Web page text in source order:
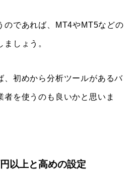
のであれば、MT4やMT5などの
しょう。
、初めから分析ツールがあるバ
者を使うのも良いかと思いま
以上と高めの設定